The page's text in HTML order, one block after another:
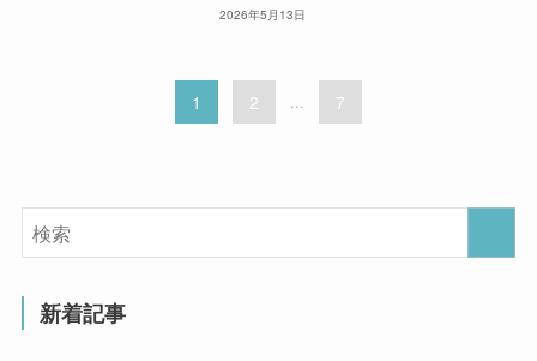
2026年5月13日
1 2 ... 7
新着記事